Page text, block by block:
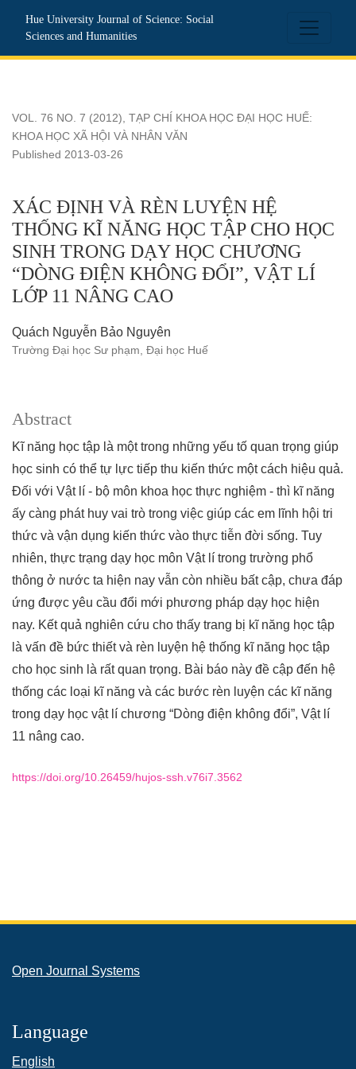
Hue University Journal of Science: Social
Sciences and Humanities
VOL. 76 NO. 7 (2012), TẠP CHÍ KHOA HỌC ĐẠI HỌC HUẾ:
KHOA HỌC XÃ HỘI VÀ NHÂN VĂN
XÁC ĐỊNH VÀ RÈN LUYỆN HỆ
THỐNG KĨ NĂNG HỌC TẬP CHO HỌC
SINH TRONG DẠY HỌC CHƯƠNG
“DÒNG ĐIỆN KHÔNG ĐỔI”, VẬT LÍ
LỚP 11 NÂNG CAO
Published 2013-03-26
Quách Nguyễn Bảo Nguyên
Trường Đại học Sư phạm, Đại học Huế
Abstract
Kĩ năng học tập là một trong những yếu tố quan trọng giúp
học sinh có thể tự lực tiếp thu kiến thức một cách hiệu quả.
Đối với Vật lí - bộ môn khoa học thực nghiệm - thì kĩ năng
ấy càng phát huy vai trò trong việc giúp các em lĩnh hội tri
thức và vận dụng kiến thức vào thực tiễn đời sống. Tuy
nhiên, thực trạng dạy học môn Vật lí trong trường phổ
thông ở nước ta hiện nay vẫn còn nhiều bất cập, chưa đáp
ứng được yêu cầu đổi mới phương pháp dạy học hiện
nay. Kết quả nghiên cứu cho thấy trang bị kĩ năng học tập
là vấn đề bức thiết và rèn luyện hệ thống kĩ năng học tập
cho học sinh là rất quan trọng. Bài báo này đề cập đến hệ
thống các loại kĩ năng và các bước rèn luyện các kĩ năng
trong dạy học vật lí chương “Dòng điện không đổi”, Vật lí
11 nâng cao.
https://doi.org/10.26459/hujos-ssh.v76i7.3562
Open Journal Systems
Language
English